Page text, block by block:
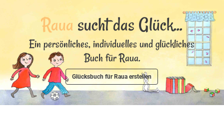
Raua sucht das Glück...
Ein persönliches, individuelles und glückliches
Buch für Raua.
Glücksbuch für Raua erstellen